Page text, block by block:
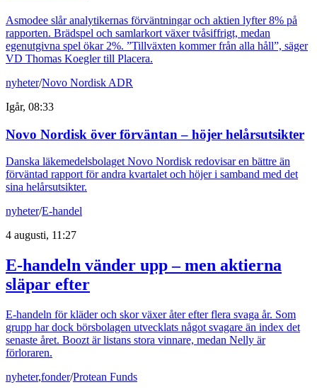
Asmodee slår analytikernas förväntningar och aktien lyfter 8% på
rapporten. Brädspel och samlarkort växer tvåsiffrigt, medan
egenutgivna spel ökar 2%. ”Tillväxten kommer från alla håll”, säger
VD Thomas Koegler till Placera.
nyheter/Novo Nordisk ADR
Igår, 08:33
Novo Nordisk över förväntan – höjer helårsutsikter
Danska läkemedelsbolaget Novo Nordisk redovisar en bättre än
förväntad rapport för andra kvartalet och höjer i samband med det
sina helårsutsikter.
nyheter/E-handel
4 augusti, 11:27
E-handeln vänder upp – men aktierna
släpar efter
E-handeln för kläder och skor växer åter efter flera svaga år. Som
grupp har dock börsbolagen utvecklats något svagare än index det
senaste året. Boozt är listans stora vinnare, medan Nelly är
förloraren.
nyheter,fonder/Protean Funds